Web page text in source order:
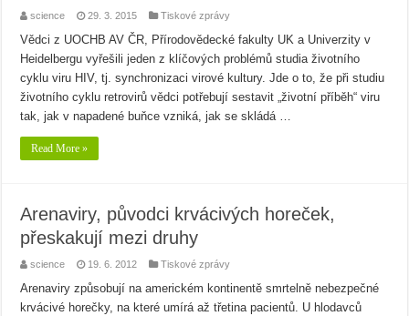
science 29. 3. 2015 Tiskové zprávy
Vědci z UOCHB AV ČR, Přírodovědecké fakulty UK a Univerzity v
Heidelbergu vyřešili jeden z klíčových problémů studia životního
cyklu viru HIV, tj. synchronizaci virové kultury. Jde o to, že při studiu
životního cyklu retrovirů vědci potřebují sestavit „životní příběh“ viru
tak, jak v napadené buňce vzniká, jak se skládá …
Read More »
Arenaviry, původci krvácivých horeček,
přeskakují mezi druhy
science 19. 6. 2012 Tiskové zprávy
Arenaviry způsobují na americkém kontinentě smrtelně nebezpečné
krvácivé horečky, na které umírá až třetina pacientů. U hlodavců